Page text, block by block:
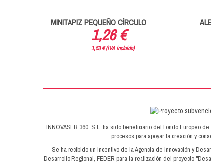
MINITAPIZ PEQUEÑO CÍRCULO
1,26 €
1,53 € (IVA incluido)
INNOVASER 360, S.L. ha sido beneficiario del Fondo Europeo
procesos para apoyar la creación y
Se ha recibido un incentivo de la Agencia de Innovación y
Desarrollo Regional, FEDER para la realización del proyecto